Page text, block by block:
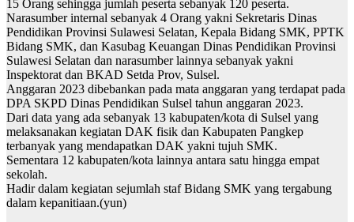
15 Orang sehingga jumlah peserta sebanyak 120 peserta.
Narasumber internal sebanyak 4 Orang yakni Sekretaris Dinas
Pendidikan Provinsi Sulawesi Selatan, Kepala Bidang SMK, PPTK
Bidang SMK, dan Kasubag Keuangan Dinas Pendidikan Provinsi
Sulawesi Selatan dan narasumber lainnya sebanyak yakni
Inspektorat dan BKAD Setda Prov, Sulsel.
Anggaran 2023 dibebankan pada mata anggaran yang terdapat pada
DPA SKPD Dinas Pendidikan Sulsel tahun anggaran 2023.
Dari data yang ada sebanyak 13 kabupaten/kota di Sulsel yang
melaksanakan kegiatan DAK fisik dan Kabupaten Pangkep
terbanyak yang mendapatkan DAK yakni tujuh SMK.
Sementara 12 kabupaten/kota lainnya antara satu hingga empat
sekolah.
Hadir dalam kegiatan sejumlah staf Bidang SMK yang tergabung
dalam kepanitiaan.(yun)